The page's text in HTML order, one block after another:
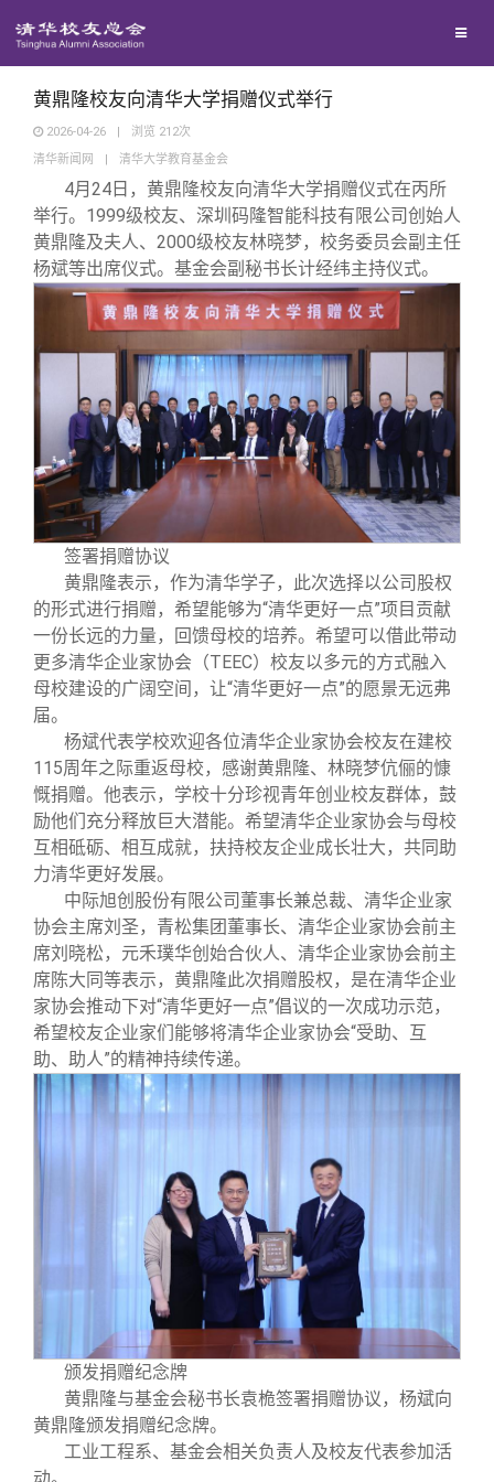
地区联络
年级联络
院系校友工作
专业委员会
兴趣群体
西南联大校友会
回馈母校
捐赠项目
捐赠新闻
捐赠纪事
捐赠方法
义工计划
媒体平台
《清华校友通讯》
《水木清华》
我要订阅
新媒体平台
百年清华
清华人物
清华故事
青春风采
校友视界
校友服务
终身学习
信息化服务
校友总会
总会简介
理事会名单
制度法规
联系我们
关闭
黄鼎隆校友向清华大学捐赠仪式举行
2026-04-26 | 浏览 212次
清华新闻网
| 清华大学教育基金会
4月24日，黄鼎隆校友向清华大学捐赠仪式在丙所
举行。1999级校友、深圳码隆智能科技有限公司创始人
黄鼎隆及夫人、2000级校友林晓梦，校务委员会副主任
杨斌等出席仪式。基金会副秘书长计经纬主持仪式。
签署捐赠协议
黄鼎隆表示，作为清华学子，此次选择以公司股权
的形式进行捐赠，希望能够为“清华更好一点”项目贡献
一份长远的力量，回馈母校的培养。希望可以借此带动
更多清华企业家协会（TEEC）校友以多元的方式融入
母校建设的广阔空间，让“清华更好一点”的愿景无远弗
届。
杨斌代表学校欢迎各位清华企业家协会校友在建校
115周年之际重返母校，感谢黄鼎隆、林晓梦伉俪的慷
慨捐赠。他表示，学校十分珍视青年创业校友群体，鼓
励他们充分释放巨大潜能。希望清华企业家协会与母校
互相砥砺、相互成就，扶持校友企业成长壮大，共同助
力清华更好发展。
中际旭创股份有限公司董事长兼总裁、清华企业家
协会主席刘圣，青松集团董事长、清华企业家协会前主
席刘晓松，元禾璞华创始合伙人、清华企业家协会前主
席陈大同等表示，黄鼎隆此次捐赠股权，是在清华企业
家协会推动下对“清华更好一点”倡议的一次成功示范，
希望校友企业家们能够将清华企业家协会“受助、互
助、助人”的精神持续传递。
颁发捐赠纪念牌
黄鼎隆与基金会秘书长袁桅签署捐赠协议，杨斌向
黄鼎隆颁发捐赠纪念牌。
工业工程系、基金会相关负责人及校友代表参加活